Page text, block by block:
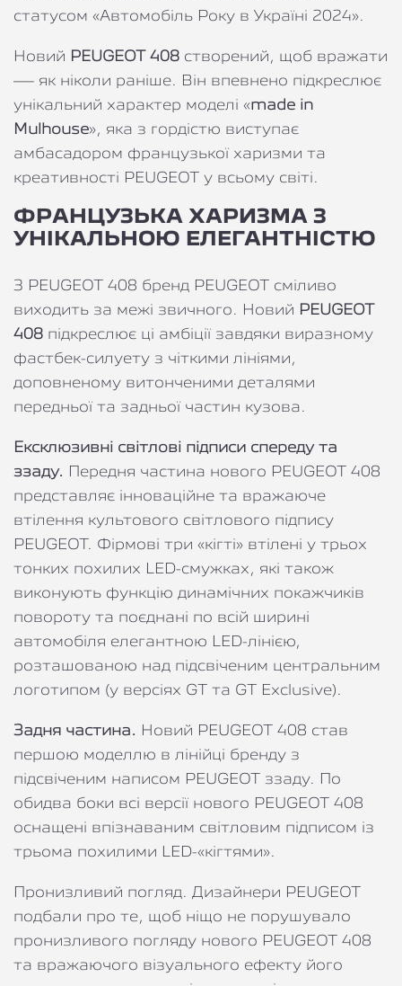
статусом «Автомобіль Року в Україні 2024».
Новий PEUGEOT 408 створений, щоб вражати
— як ніколи раніше. Він впевнено підкреслює
унікальний характер моделі «made in
Mulhouse», яка з гордістю виступає
амбасадором французької харизми та
креативності PEUGEOT у всьому світі.
ФРАНЦУЗЬКА ХАРИЗМА З
УНІКАЛЬНОЮ ЕЛЕГАНТНІСТЮ
З PEUGEOT 408 бренд PEUGEOT сміливо
виходить за межі звичного. Новий PEUGEOT
408 підкреслює ці амбіції завдяки виразному
фастбек-силуету з чіткими лініями,
доповненому витонченими деталями
передньої та задньої частин кузова.
Ексклюзивні світлові підписи спереду та
ззаду.
Передня частина нового PEUGEOT 408
представляє інноваційне та вражаюче
втілення культового світлового підпису
PEUGEOT. Фірмові три «кігті» втілені у трьох
тонких похилих LED-смужках, які також
виконують функцію динамічних покажчиків
повороту та поєднані по всій ширині
автомобіля елегантною LED-лінією,
розташованою над підсвіченим центральним
логотипом (у версіях GT та GT Exclusive).
Задня частина.
Новий PEUGEOT 408 став
першою моделлю в лінійці бренду з
підсвіченим написом PEUGEOT ззаду. По
обидва боки всі версії нового PEUGEOT 408
оснащені впізнаваним світловим підписом із
трьома похилими LED-«кігтями».
Пронизливий погляд. Дизайнери PEUGEOT
подбали про те, щоб ніщо не порушувало
пронизливого погляду нового PEUGEOT 408
та вражаючого візуального ефекту його